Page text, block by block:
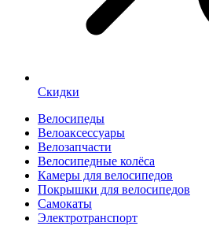
Скидки
Велосипеды
Велоаксессуары
Велозапчасти
Велосипедные колёса
Камеры для велосипедов
Покрышки для велосипедов
Самокаты
Электротранспорт